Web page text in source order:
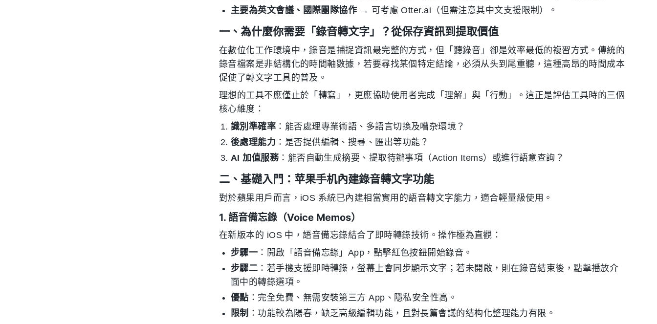
主要為英文會議、國際團隊協作 → 可考慮 Otter.ai（但需注意其中文支援限制）。
一、為什麼你需要「錄音轉文字」？從保存資訊到提取價值
在數位化工作環境中，錄音是捕捉資訊最完整的方式，但「聽錄音」卻是效率最低的複習方式。傳統的
錄音檔案是非結構化的時間軸數據，若要尋找某個特定結論，必須从头到尾重聽，這種高昂的時間成本
促使了轉文字工具的普及。
理想的工具不應僅止於「轉寫」，更應協助使用者完成「理解」與「行動」。這正是評估工具時的三個
核心維度：
識別準確率 ：能否處理專業術語、多語言切換及嘈杂環境？
後處理能力 ：是否提供編輯、搜尋、匯出等功能？
AI 加值服務：能否自動生成摘要、提取待辦事項（Action Items）或進行語意查詢？
二、基礎入門：苹果手机內建錄音轉文字功能
對於蘋果用戶而言，iOS 系統已內建相當實用的語音轉文字能力，適合輕量級使用。
1. 語音備忘錄（Voice Memos）
在新版本的 iOS 中，語音備忘錄結合了即時轉錄技術。操作極為直觀：
步驟一 ：開啟「語音備忘錄」App，點擊紅色按鈕開始錄音。
步驟二 ：若手機支援即時轉錄，螢幕上會同步顯示文字；若未開啟，則在錄音結束後，點擊播放介
面中的轉錄選項。
優點 ：完全免費、無需安裝第三方 App、隱私安全性高。
限制 ：功能較為陽春，缺乏高級編輯功能，且對長篇會議的结构化整理能力有限。